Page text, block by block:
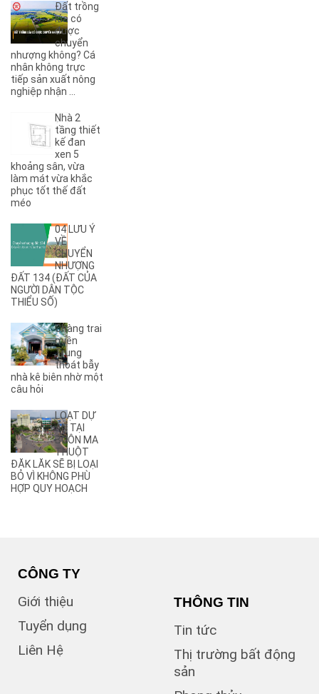
8B(3)
8KC(1)
9A(1)
9KC(1)
A(7)
A Dừa(5)
(7)
(3)
A12 (6)
A13(2)
A14(1)
A2(7)
A3(5)
A5(8)
A6(5)
A7(17)
A8(3)
A9(2)
Ama Jhao(27)
Ama Khê (44)
Ama Pui
Ami Đoan(2)
An Dương Vương (8)
Ân Phú(2)
Âu Cơ(3)
B(2)
B5(6)
Bà Triệu(1)
Bạch Đằng (1)
Bùi Hữu Nghĩa (1)
Bùi Huy Bích(3)
Đất trồng
lúa có
được
chuyển
nhượng không? Cá
nhân không trực
tiếp sản xuất nông
nghiệp nhận ...
Nhà 2
tầng thiết
kế đan
xen 5
khoảng sân, vừa
làm mát vừa khắc
phục tốt thế đất
méo
04 LƯU Ý
VỀ
CHUYỂN
NHƯỢNG
ĐẤT 134 (ĐẤT CỦA
NGƯỜI DÂN TỘC
THIỂU SỐ)
Chàng trai
miền
Trung
thoát bẫy
nhà kê biên nhờ một
câu hỏi
LOẠT DỰ
ÁN TẠI
BUÔN MA
THUỘT
ĐĂK LĂK SẼ BỊ LOẠI
BỎ VÌ KHÔNG PHÙ
HỢP QUY HOẠCH
CÔNG TY
Giới thiệu
Tuyển dụng
Liên Hệ
THÔNG TIN
Tin tức
Thị trường bất động
sản